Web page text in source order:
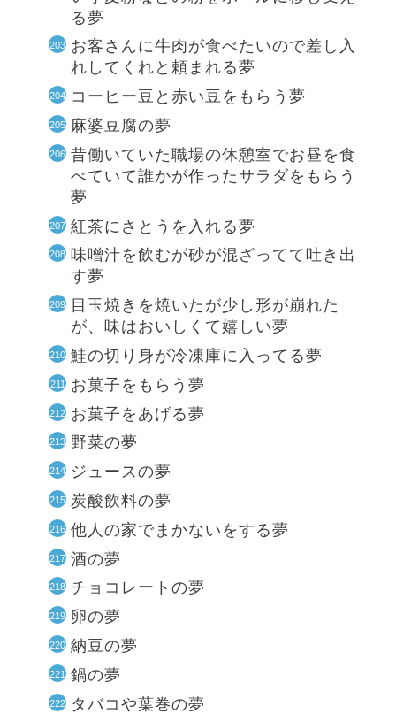
る夢
お客さんに牛肉が食べたいので差し入
れしてくれと頼まれる夢
コーヒー豆と赤い豆をもらう夢
麻婆豆腐の夢
昔働いていた職場の休憩室でお昼を食
べていて誰かが作ったサラダをもらう
夢
紅茶にさとうを入れる夢
味噌汁を飲むが砂が混ざってて吐き出
す夢
目玉焼きを焼いたが少し形が崩れた
が、味はおいしくて嬉しい夢
鮭の切り身が冷凍庫に入ってる夢
お菓子をもらう夢
お菓子をあげる夢
野菜の夢
ジュースの夢
炭酸飲料の夢
他人の家でまかないをする夢
酒の夢
チョコレートの夢
卵の夢
納豆の夢
鍋の夢
タバコや葉巻の夢